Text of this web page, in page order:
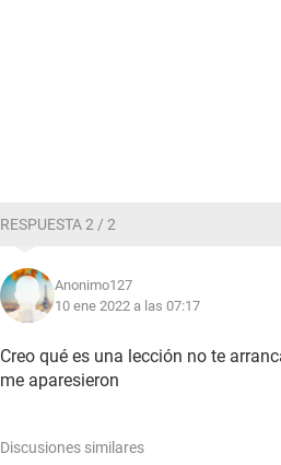
RESPUESTA 2 / 2
Anonimo127
10 ene 2022 a las 07:17
Creo qué es una lección no te
me aparesieron
Discusiones similares